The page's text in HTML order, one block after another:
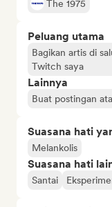
The 1975
Peluang utama
Bagikan artis di
Twitch saya
Lainnya
Buat postingan
Suasana hati
Melankolis
Suasana hati
Santai